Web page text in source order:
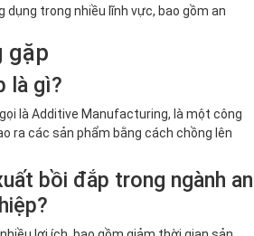
dụng trong nhiều lĩnh vực, bao gồm an
gặp
là gì?
là Additive Manufacturing, là một công
ra các sản phẩm bằng cách chồng lên
bồi đắp trong ngành an